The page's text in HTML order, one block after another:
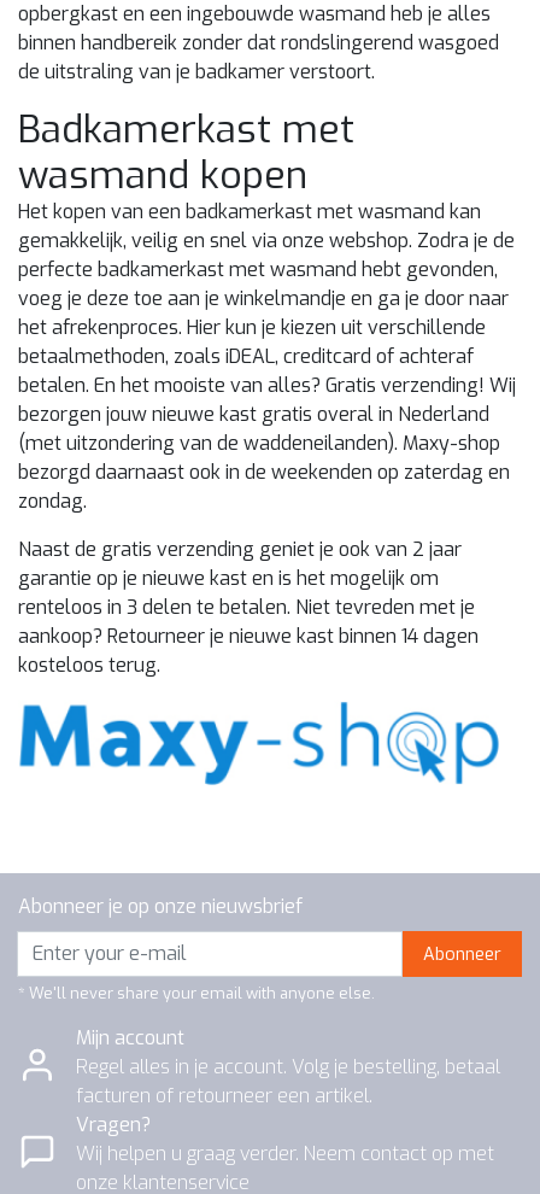
opbergkast en een ingebouwde wasmand heb je alles
binnen handbereik zonder dat rondslingerend wasgoed
de uitstraling van je badkamer verstoort.
Badkamerkast met
wasmand kopen
Het kopen van een badkamerkast met wasmand kan
gemakkelijk, veilig en snel via onze webshop. Zodra je de
perfecte badkamerkast met wasmand hebt gevonden,
voeg je deze toe aan je winkelmandje en ga je door naar
het afrekenproces. Hier kun je kiezen uit verschillende
betaalmethoden, zoals iDEAL, creditcard of achteraf
betalen. En het mooiste van alles? Gratis verzending! Wij
bezorgen jouw nieuwe kast gratis overal in Nederland
(met uitzondering van de waddeneilanden). Maxy-shop
bezorgd daarnaast ook in de weekenden op zaterdag en
zondag.
Naast de gratis verzending geniet je ook van 2 jaar
garantie op je nieuwe kast en is het mogelijk om
renteloos in 3 delen te betalen. Niet tevreden met je
aankoop? Retourneer je nieuwe kast binnen 14 dagen
kosteloos terug.
Abonneer je op onze nieuwsbrief
Abonneer
* We'll never share your email with anyone else.
Mijn account
Regel alles in je account. Volg je bestelling, betaal
facturen of retourneer een artikel.
Vragen?
Wij helpen u graag verder. Neem contact op met
onze klantenservice